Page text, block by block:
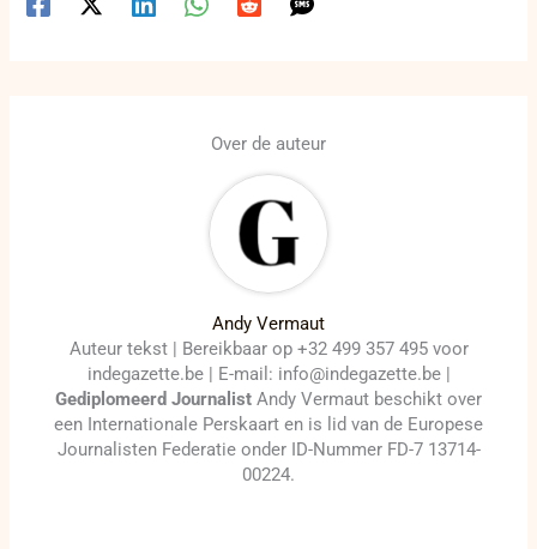
Over de auteur
Andy Vermaut
Auteur tekst | Bereikbaar op +32 499 357 495 voor
indegazette.be | E-mail: info@indegazette.be |
Gediplomeerd Journalist Andy Vermaut beschikt over
een Internationale Perskaart en is lid van de Europese
Journalisten Federatie onder ID-Nummer FD-7 13714-
00224.